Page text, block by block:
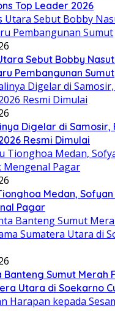
Top Leader 2026
Sebut Bobby
Pembangunan Sumut
Digelar di Samosir,
Resmi Dimulai
Medan, Sofyan
Pagar
Sumut Merah
Utara di Soekarno